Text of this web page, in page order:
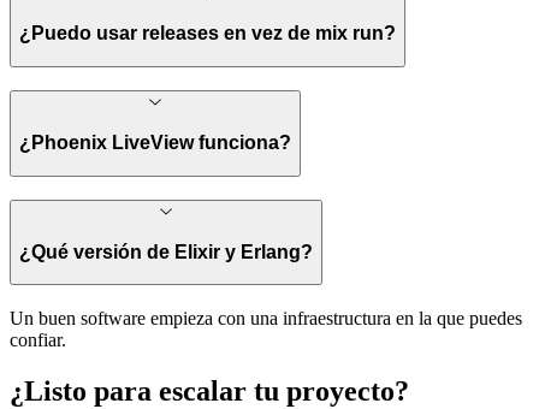
¿Puedo usar releases en vez de mix run?
¿Phoenix LiveView funciona?
¿Qué versión de Elixir y Erlang?
Un buen software empieza con una infraestructura en la que puedes
confiar.
¿Listo para escalar tu proyecto?